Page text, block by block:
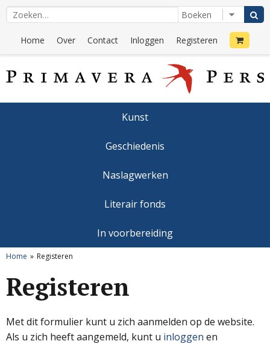
Home Over Contact Inloggen Registeren
Kunst
Geschiedenis
Naslagwerken
Literair fonds
In voorbereiding
Home Registeren
Registeren
Met dit formulier kunt u zich aanmelden op de website.
Als u zich heeft aangemeld, kunt u inloggen en